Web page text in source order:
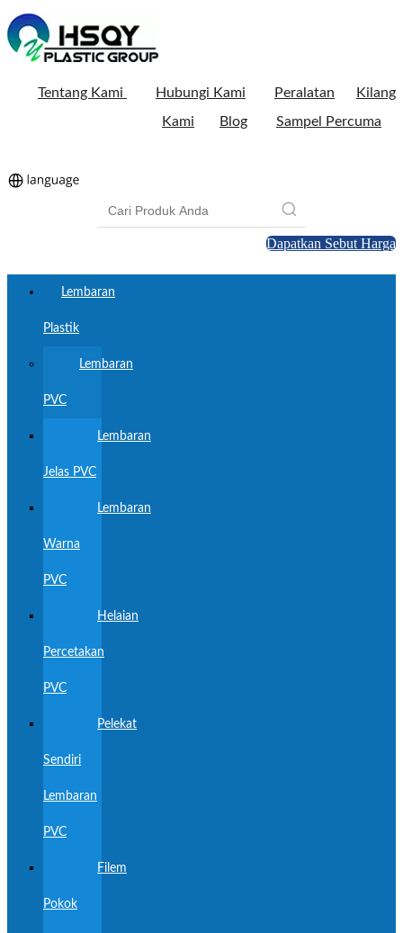
Tentang Kami Hubungi Kami Peralatan
Kilang
Kami
Blog Sampel Percuma
Dapatkan Sebut Harga
Lembaran
Plastik
Lembaran
PVC
Lembaran
Jelas PVC
Lembaran
Warna
PVC
Helaian
Percetakan
PVC
Pelekat
Sendiri
Lembaran
PVC
Filem
Pokok